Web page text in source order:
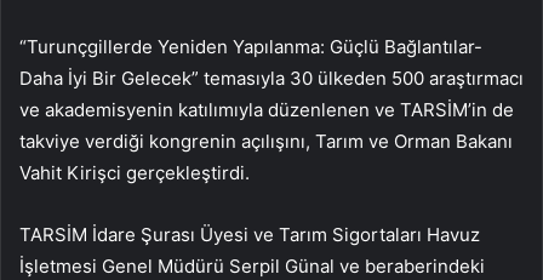
“Turunçgillerde Yeniden Yapılanma: Güçlü Bağlantılar-
Daha İyi Bir Gelecek” temasıyla 30 ülkeden 500 araştırmacı
ve akademisyenin katılımıyla düzenlenen ve TARSİM’in de
takviye verdiği kongrenin açılışını, Tarım ve Orman Bakanı
Vahit Kirişci gerçekleştirdi.
TARSİM İdare Şurası Üyesi ve Tarım Sigortaları Havuz
İşletmesi Genel Müdürü Serpil Günal ve beraberindeki